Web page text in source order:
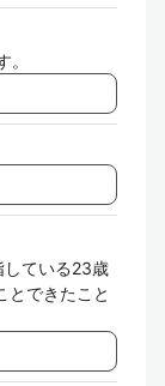
している23歳
とできたこと